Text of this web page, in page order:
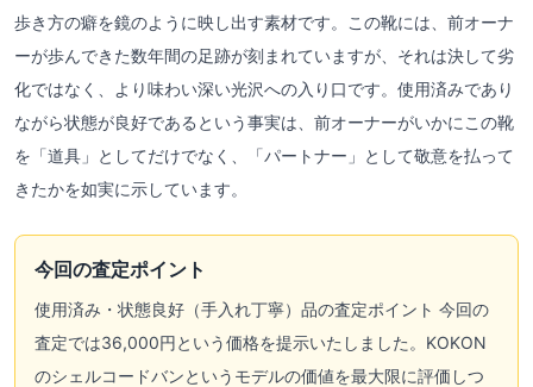
歩き方の癖を鏡のように映し出す素材です。この靴には、前オーナ
ーが歩んできた数年間の足跡が刻まれていますが、それは決して劣
化ではなく、より味わい深い光沢への入り口です。使用済みであり
ながら状態が良好であるという事実は、前オーナーがいかにこの靴
を「道具」としてだけでなく、「パートナー」として敬意を払って
きたかを如実に示しています。
今回の査定ポイント
使用済み・状態良好（手入れ丁寧）品の査定ポイント 今回の
査定では36,000円という価格を提示いたしました。KOKON
のシェルコードバンというモデルの価値を最大限に評価しつ